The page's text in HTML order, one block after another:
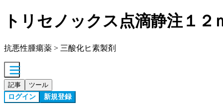
トリセノックス点滴静注１２
抗悪性腫瘍薬 > 三酸化ヒ素製剤
記事 ツール
ログイン 新規登録